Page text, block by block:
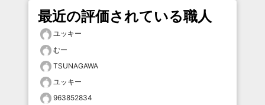
最近の評価されている職人
ユッキー
むー
TSUNAGAWA
ユッキー
963852834